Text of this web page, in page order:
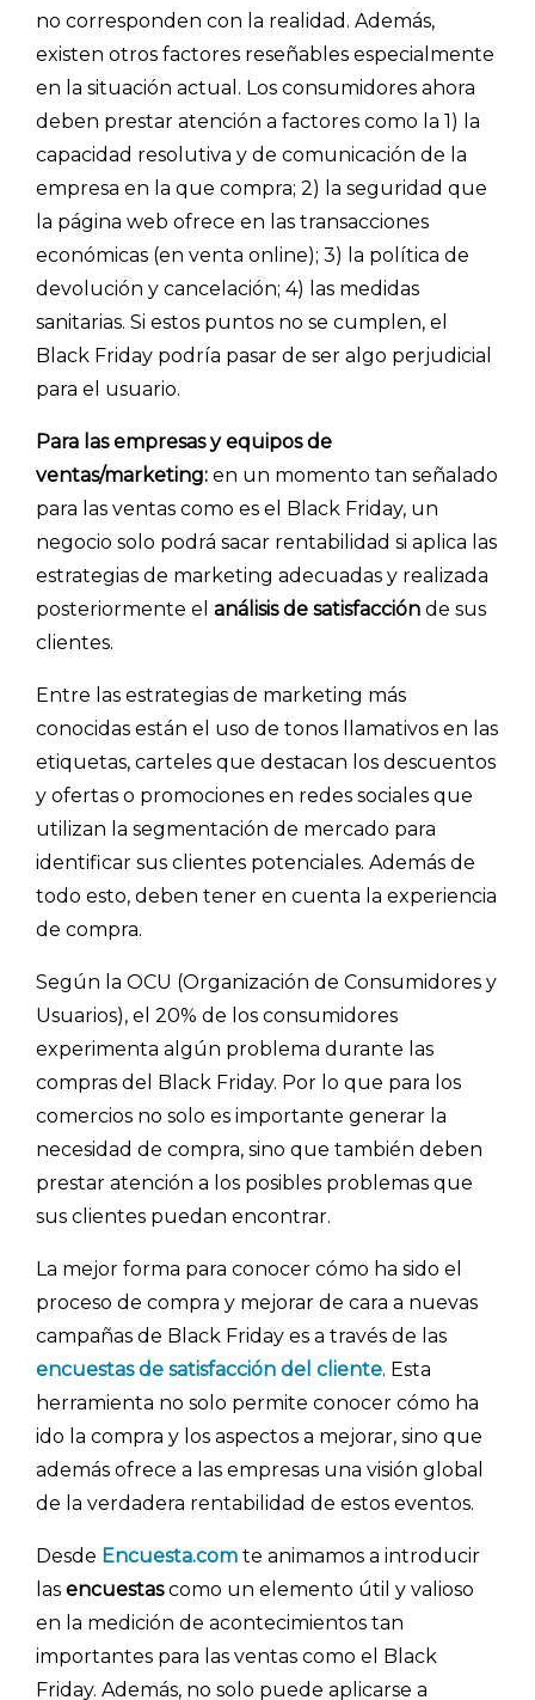
- Artículos destacados
- Consejos para tu encuesta
- Encuesta.com
- Encuestas de NPS
- Encuestas de recursos humanos
- Inteligencia artificial
- Investigación de mercados
- Marketing y encuestas
no corresponden con la realidad. Además,
existen otros factores reseñables especialmente
en la situación actual. Los consumidores ahora
deben prestar atención a factores como la 1) la
capacidad resolutiva y de comunicación de la
empresa en la que compra; 2) la seguridad que
la página web ofrece en las transacciones
económicas (en venta online); 3) la política de
devolución y cancelación; 4) las medidas
sanitarias. Si estos puntos no se cumplen, el
Black Friday podría pasar de ser algo perjudicial
para el usuario.
Para las empresas y equipos de
ventas/marketing: en un momento tan señalado
para las ventas como es el Black Friday, un
negocio solo podrá sacar rentabilidad si aplica las
estrategias de marketing adecuadas y realizada
posteriormente el análisis de satisfacción de sus
clientes.
Entre las estrategias de marketing más
conocidas están el uso de tonos llamativos en las
etiquetas, carteles que destacan los descuentos
y ofertas o promociones en redes sociales que
utilizan la segmentación de mercado para
identificar sus clientes potenciales. Además de
todo esto, deben tener en cuenta la experiencia
de compra.
Según la OCU (Organización de Consumidores y
Usuarios), el 20% de los consumidores
experimenta algún problema durante las
compras del Black Friday. Por lo que para los
comercios no solo es importante generar la
necesidad de compra, sino que también deben
prestar atención a los posibles problemas que
sus clientes puedan encontrar.
La mejor forma para conocer cómo ha sido el
proceso de compra y mejorar de cara a nuevas
campañas de Black Friday es a través de las
encuestas de satisfacción del cliente. Esta
herramienta no solo permite conocer cómo ha
ido la compra y los aspectos a mejorar, sino que
además ofrece a las empresas una visión global
de la verdadera rentabilidad de estos eventos.
Desde Encuesta.com te animamos a introducir
las encuestascomo un elemento útil y valioso
en la medición de acontecimientos tan
importantes para las ventas como el Black
Friday. Además, no solo puede aplicarse a